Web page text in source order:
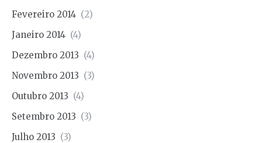
Fevereiro 2014 (2)
Janeiro 2014 (4)
Dezembro 2013 (4)
Novembro 2013 (3)
Outubro 2013 (4)
Setembro 2013 (3)
Julho 2013 (3)